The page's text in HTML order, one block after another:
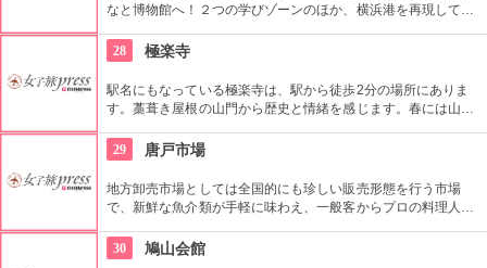
なと博物館へ！２つの学びゾーンのほか、横浜港を再現して小
子どもも夢中になりそう！
28 極楽寺
駅名にもなっている極楽寺は、駅から徒歩2分の場所にありま
す。藁葺き屋根の山門から歴史と情緒を感じます。春には山門
またお正月と4月8日にご開帳される、重要文化財の秘仏「清涼
寺式釈迦如来立像」も必見です。
29 唐戸市場
地方卸売市場としては全国的にも珍しい販売形態を行う市場
で、新鮮な魚介類が手軽に味わえ、一般客からプロの料理人も
開催され、海鮮屋台がずらりと並び、インパクト大!また、寿司
バトルも行っており、バイキング形式でお寿司を食べることが
30 鳩山会館